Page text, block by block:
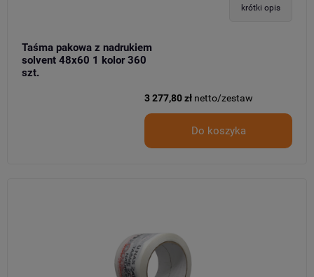
krótki opis
Taśma pakowa z nadrukiem
solvent 48x60 1 kolor 360
szt.
3 277,80 zł netto/zestaw
Do koszyka